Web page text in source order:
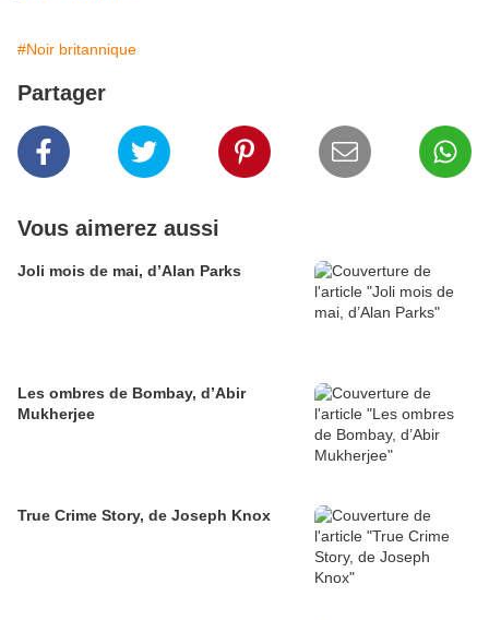
#Noir britannique
Partager
Vous aimerez aussi
Joli mois de mai, d’Alan Parks
Les ombres de Bombay, d’Abir
Mukherjee
True Crime Story, de Joseph Knox